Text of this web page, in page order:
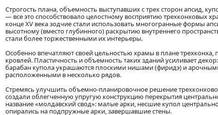
Строгость плана, объемность выступавших с трех сторон апсид,
— все это способствовало целостному восприятию трехконховых
конце XV века зодчие стали использовать многогранные формы
высотному (вместо глубинного) раскрытию внутреннего
стали более торжественными их интерьеры.
Особенно впечатляют своей цельностью храмы в плане трехконха,
кровлей. Пластичность и объемность таких зданий усиливает
барабан купола украшаются плоскими нишами (фиридэ) и
расположенными в несколько рядов.
Стремясь улучшить объемно-планировочное решение
создали облегченную упругую конструкцию перекрытия
название «молдавский свод»: малые арки, несшие купол
опирались на подпружные арки, завершавшие стены.